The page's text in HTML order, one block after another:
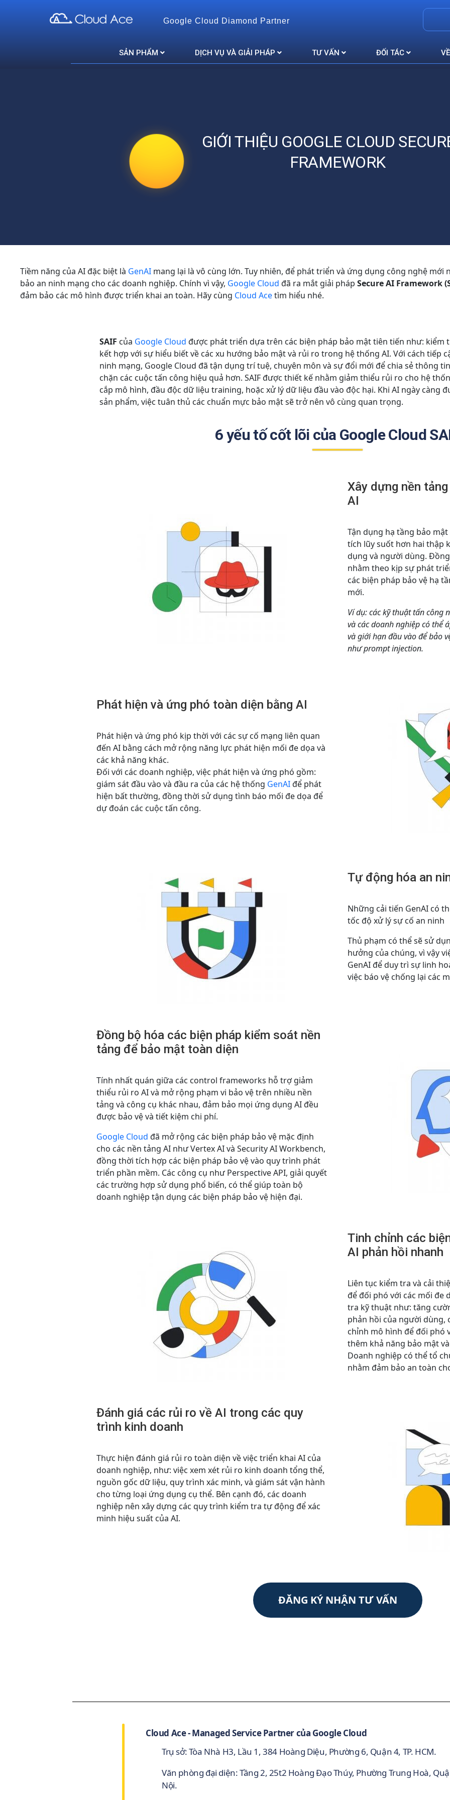
Google Cloud Diamond Partner
SẢN PHẨM DỊCH VỤ VÀ GIẢI PHÁP TƯ VẤN ĐỐI TÁC
GIỚI THIỆU GOOGLE CLOUD
FRAMEWORK
Tiềm năng của AI đặc biệt là GenAI mang lại là vô cùng lớn. Tuy nhiên, để phát triển và ứng dụng công nghệ mới
bảo an ninh mạng cho các doanh nghiệp. Chính vì vậy, Google Cloud đã ra mắt giải pháp Secure AI Framework
đảm bảo các mô hình được triển khai an toàn. Hãy cùng Cloud Acetìm hiểu nhé.
SAIF của Google Cloud được phát triển dựa trên các biện pháp bảo mật tiên tiến như: kiểm
kết hợp với sự hiểu biết về các xu hướng bảo mật và rủi ro trong hệ thống AI. Với cách tiếp
ninh mạng, Google Cloud đã tận dụng trí tuệ, chuyên môn và sự đổi mới để chia sẻ thông
chặn các cuộc tấn công hiệu quả hơn. SAIF được thiết kế nhằm giảm thiểu rủi ro cho hệ
cắp mô hình, đầu độc dữ liệu training, hoặc xử lý dữ liệu đầu vào độc hại. Khi AI ngày càng
sản phẩm, việc tuân thủ các chuẩn mực bảo mật sẽ trở nên vô cùng quan trọng.
6 yếu tố cốt lõi của Google Cloud
Xây dựng nền
AI
Tận dụng hạ tầng bảo
tích lũy suốt hơn hai thập
dụng và người dùng.
nhằm theo kịp sự phát
các biện pháp bảo vệ hạ
mới.
Ví dụ: các kỹ thuật tấn công
và các doanh nghiệp có thể
và giới hạn đầu vào để bảo
như prompt injection.
Phát hiện và ứng phó toàn diện bằng AI
Phát hiện và ứng phó kịp thời với các sự cố mạng liên quan
đến AI bằng cách mở rộng năng lực phát hiện mối đe dọa và
các khả năng khác.
Đối với các doanh nghiệp, việc phát hiện và ứng phó gồm:
giám sát đầu vào và đầu ra của các hệ thống GenAIđể phát
hiện bất thường, đồng thời sử dụng tình báo mối đe dọa để
dự đoán các cuộc tấn công.
Tự động hóa an
Những cải tiến GenAI có
tốc độ xử lý sự cố an ninh
Thủ phạm có thể sẽ sử
hưởng của chúng, vì vậy
GenAI để duy trì sự linh
việc báo vệ chống lại các
Đồng bộ hóa các biện pháp kiểm soát nền
tảng để bảo mật toàn diện
Tính nhất quán giữa các control frameworks hỗ trợ giảm
thiểu rủi ro AI và mở rộng phạm vi bảo vệ trên nhiều nền
tảng và công cụ khác nhau, đảm bảo mọi ứng dụng AI đều
được bảo vệ và tiết kiệm chi phí.
Google Cloud đã mở rộng các biện pháp bảo vệ mặc định
cho các nền tảng AI như Vertex AI và Security AI Workbench,
đồng thời tích hợp các biện pháp bảo vệ vào quy trình phát
triển phần mềm. Các công cụ như Perspective API, giải quyết
các trường hợp sử dụng phổ biến, có thể giúp toàn bộ
doanh nghiệp tận dụng các biện pháp bảo vệ hiện đại.
Tinh chỉnh các
AI phản hồi nhanh
Liên tục kiểm tra và cải
để đối phó với các mối đe
tra kỹ thuật như: tăng
phản hồi của người
chỉnh mô hình để đối phó
thêm khả năng bảo mật
Doanh nghiệp có thể tổ
nhằm đảm bảo an toàn
Đánh giá các rủi ro về AI trong các quy
trình kinh doanh
Thực hiện đánh giá rủi ro toàn diện về việc triển khai AI của
doanh nghiệp, như: việc xem xét rủi ro kinh doanh tổng thể,
nguồn gốc dữ liệu, quy trình xác minh, và giám sát vận hành
cho từng loại ứng dụng cụ thể. Bên cạnh đó, các doanh
nghiệp nên xây dựng các quy trình kiểm tra tự động để xác
minh hiệu suất của AI.
ĐĂNG KÝ NHẬN TƯ VẤN
Cloud Ace - Managed Service Partner của Google Cloud
Trụ sở: Tòa Nhà H3, Lầu 1, 384 Hoàng Diệu, Phường 6, Quận 4, TP. HCM.
Văn phòng đại diện: Tầng 2, 25t2 Hoàng Đạo Thúy, Phường Trung Hoà,
Nội.